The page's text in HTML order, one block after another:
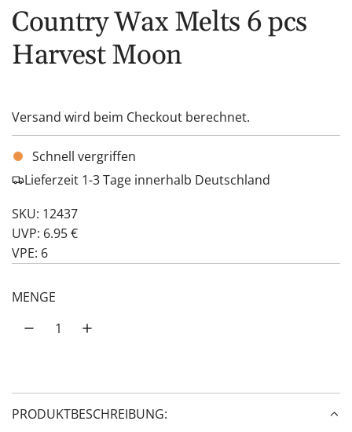
Country Wax Melts 6 pcs
Harvest Moon
Versand wird beim Checkout berechnet.
Schnell vergriffen
Lieferzeit 1-3 Tage innerhalb Deutschland
SKU: 12437
UVP: 6.95 €
VPE: 6
MENGE
PRODUKTBESCHREIBUNG: